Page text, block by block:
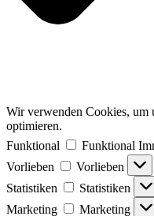
Wir verwenden Cookies, um
optimieren.
Funktional
Funktional
Vorlieben
Vorlieben
Statistiken
Statistiken
Marketing
Marketing